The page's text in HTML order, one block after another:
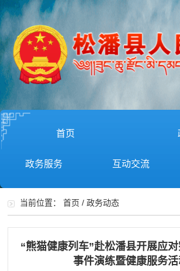
首页
政务服务 互动交流
当前位置：首页 /政务动态
“熊猫健康列车”赴松潘县开展应
事件演练暨健康服务